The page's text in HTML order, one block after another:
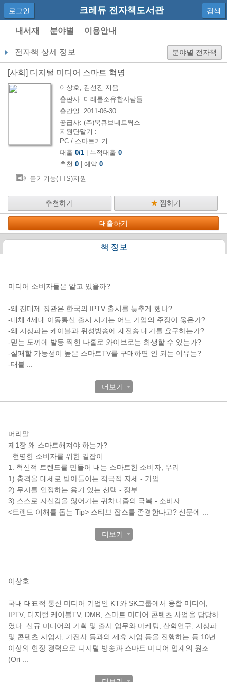
크레듀 전자책도서관
로그인 검색
내서재 분야별 이용안내
전자책 상세 정보 분야별 전자책
[사회 ] 디지털 미디어 스마트 혁명
이상호, 김선진 지음
출판사: 미래를소유한사람들
출간일: 2011-06-30
공급사: (주)북큐브네트웍스
지원단말기 :
PC / 스마트기기
대출 0/1 | 누적대출 0
추천 0 | 예약 0
듣기기능(TTS)지원
추천하기 ★ 찜하기
대출하기
책 정보
미디어 소비자들은 알고 있을까?
-왜 진대제 장관은 한국의 IPTV 출시를 늦추게 했나?
-대체 4세대 이동통신 출시 시기는 어느 기업의 주장이 옳은가?
-왜 지상파는 케이블과 위성방송에 재전송 대가를 요구하는가?
-믿는 도끼에 발등 찍힌 나홀로 와이브로는 회생할 수 있는가?
-실패할 가능성이 높은 스마트TV를 구매하면 안 되는 이유는?
-태블
더보기
머리말
제1장 왜 스마트해져야 하는가?
_현명한 소비자를 위한 길잡이
1. 혁신적 트렌드를 만들어 내는 스마트한 소비자, 우리
1) 충격을 대세로 받아들이는 적극적 자세 - 기업
2) 무지를 인정하는 용기 있는 선택 - 정부
3) 스스로 자신감을 잃어가는 귀차니즘의 극복 - 소비자
<트렌드 이해를 돕는 Tip> 스티브 잡스를 존경한다고? 신문에
더보기
이상호
국내 대표적 통신 미디어 기업인 KT와 SK그룹에서 융합 미디어,
IPTV, 디지털 케이블TV, DMB, 스마트 미디어 콘텐츠 사업을 담당하
였다. 신규 미디어의 기획 및 출시 업무와 마케팅, 산학연구, 지상파
및 콘텐츠 사업자, 가전사 등과의 제휴 사업 등을 진행하는 등 10년
이상의 현장 경력으로 디지털 방송과 스마트 미디어 업계의 원조
(Ori